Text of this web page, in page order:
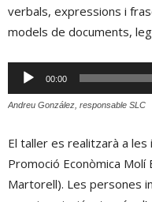
verbals, expressions i
models de documents,
Reproductor
d'àudio
00:00
Andreu González, responsable SLC
El taller es realitzarà a les
Promoció Econòmica Molí
Martorell). Les persones